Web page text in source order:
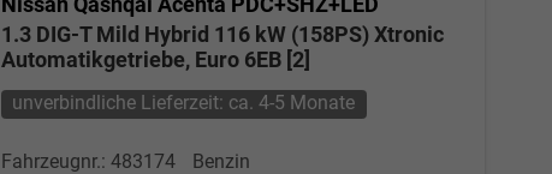
1.3 DIG-T Mild Hybrid 116 kW (158PS) Xtronic
Automatikgetriebe, Euro 6EB [2]
unverbindliche Lieferzeit: ca. 4-5 Monate
Fahrzeugnr.: 483174
Benzin